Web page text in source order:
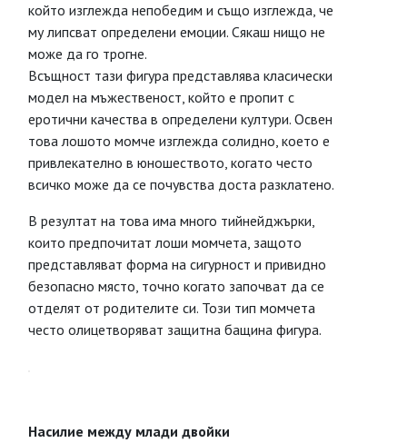
който изглежда непобедим и също изглежда, че
му липсват определени емоции. Сякаш нищо не
може да го трогне.
Всъщност тази фигура представлява класически
модел на мъжественост, който е пропит с
еротични качества в определени култури. Освен
това лошото момче изглежда солидно, което е
привлекателно в юношеството, когато често
всичко може да се почувства доста разклатено.
В резултат на това има много тийнейджърки,
които предпочитат лоши момчета, защото
представляват форма на сигурност и привидно
безопасно място, точно когато започват да се
отделят от родителите си. Този тип момчета
често олицетворяват защитна бащина фигура.
Насилие между млади двойки